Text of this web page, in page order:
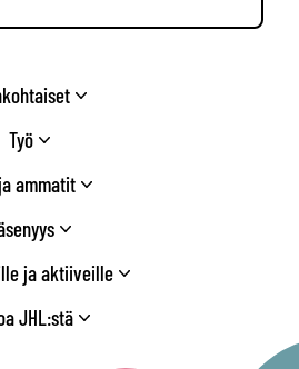
Työ
ammatit
ja aktiiveille
JHL:stä